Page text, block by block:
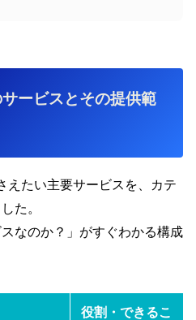
ービスとその提供範
えたい主要サービスを、カテ
た。
なのか？」がすぐわかる構成
役割・できるこ